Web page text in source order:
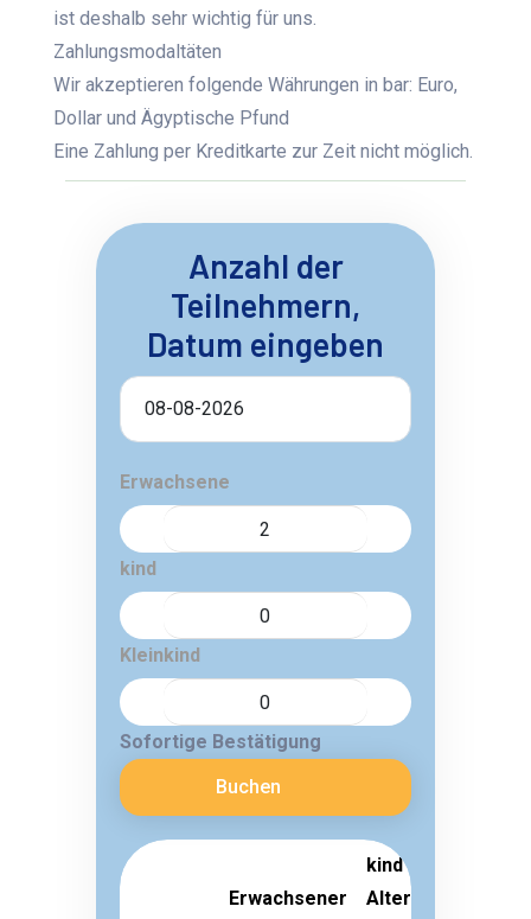
ist deshalb sehr wichtig für uns.
Zahlungsmodaltäten
Wir akzeptieren folgende Währungen in bar: Euro,
Dollar und Ägyptische Pfund
Eine Zahlung per Kreditkarte zur Zeit nicht möglich.
Anzahl der
Teilnehmern,
Datum eingeben
Erwachsene
kind
Kleinkind
Sofortige Bestätigung
Buchen
Erwachsener
kind
Alter